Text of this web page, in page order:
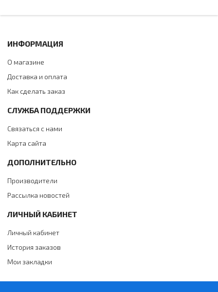
ИНФОРМАЦИЯ
О магазине
Доставка и оплата
Как сделать заказ
СЛУЖБА ПОДДЕРЖКИ
Связаться с нами
Карта сайта
ДОПОЛНИТЕЛЬНО
Производители
Рассылка новостей
ЛИЧНЫЙ КАБИНЕТ
Личный кабинет
История заказов
Мои закладки